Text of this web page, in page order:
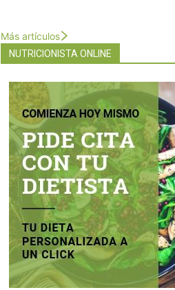
Más artículos
NUTRICIONISTA ONLINE